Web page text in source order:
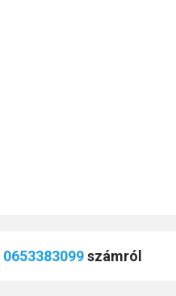
0653383099számról